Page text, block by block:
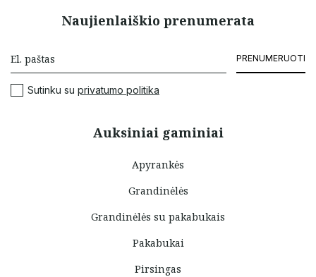
Auksiniai gaminiai
Apyrankės
Grandinėlės
Grandinėlės su pakabukais
Pakabukai
Pirsingas
Naujienlaiškio prenumerata
PRENUMERUOTI
Sutinku su privatumo politika